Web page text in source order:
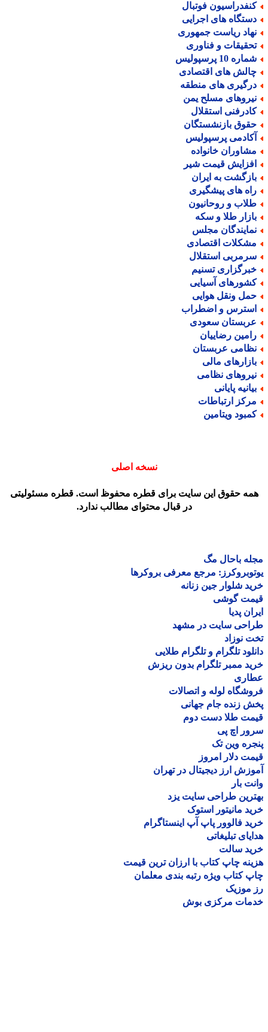
فوتبال
های اجرایی
ریاست جمهوری
و فناوری
10 پرسپولیس
های اقتصادی
های منطقه
مسلح یمن
استقلال
بازنشستگان
پرسپولیس
خانواده
قیمت شیر
به ایران
های پیشگیری
و روحانیون
طلا و سکه
مجلس
اقتصادی
استقلال
تسنیم
آسیایی
ونقل هوایی
و اضطراب
سعودی
رضاییان
عربستان
مالی
نظامی
پایانی
ارتباطات
ویتامین
نسخه اصلی
حقوق این سایت برای قطره محفوظ است. قطره مسئولیتی
در قبال محتوای مطالب ندارد.
باحال مگ
مرجع معرفی بروکرها
شلوار جین زنانه
گوشی
پدیا
سایت در مشهد
نوزاد
تلگرام و تلگرام طلایی
ممبر تلگرام بدون ریزش
لوله و اتصالات
زنده جام جهانی
طلا دست دوم
اچ پی
وین تک
دلار امروز
ارز دیجیتال در تهران
بار
طراحی سایت یزد
مانیتور استوک
فالوور پاپ آپ اینستاگرام
تبلیغاتی
سالت
چاپ کتاب با ارزان ترین قیمت
کتاب ویژه رتبه بندی معلمان
موزیک
مرکزی بوش